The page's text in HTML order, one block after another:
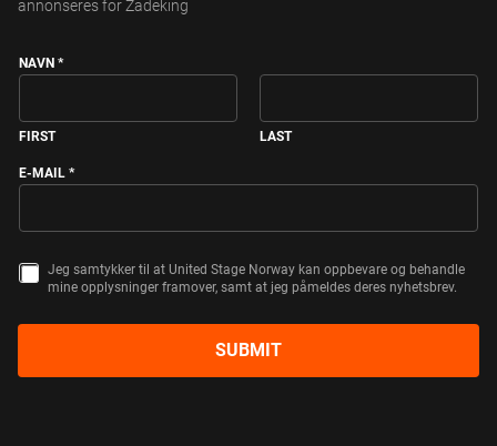
annonseres for Zadeking
NAVN *
FIRST LAST
E-MAIL *
IT
K
Jeg samtykker til at United Stage Norway kan oppbevare og behandle
mine opplysninger framover, samt at jeg påmeldes deres nyhetsbrev.
SUBMIT